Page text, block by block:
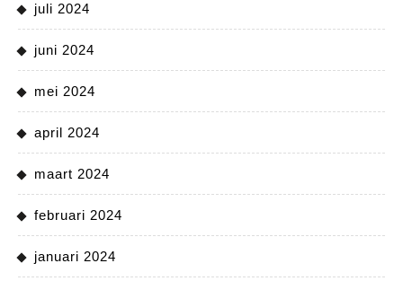
juli 2024
juni 2024
mei 2024
april 2024
maart 2024
februari 2024
januari 2024